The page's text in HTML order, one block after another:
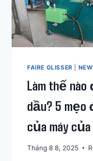
FAIRE GLISSER
Làm thế
dầu? 5 mẹo
của máy
Tháng 8 8, 2025